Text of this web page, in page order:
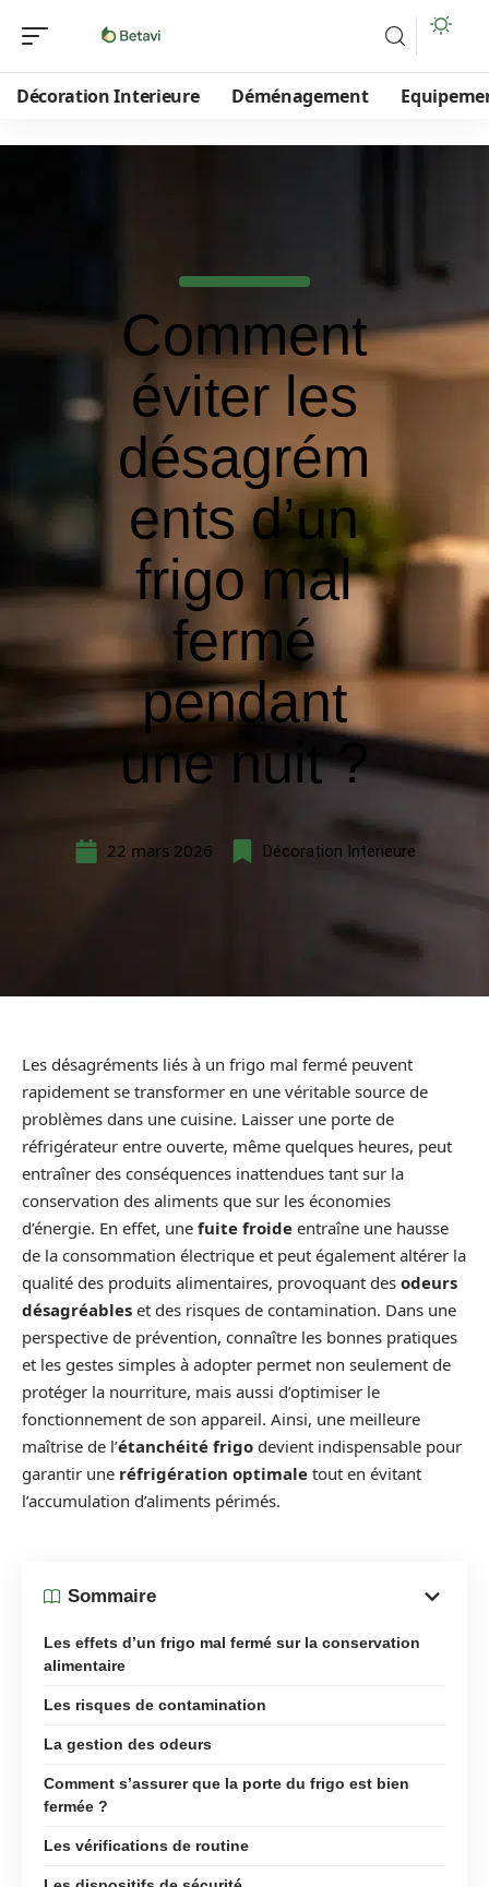
Décoration Interieure Déménagement
Comment
éviter les
désagrém
ents d’un
frigo mal
fermé
pendant
une nuit ?
22 mars 2026 Décoration Interieure
Les désagréments liés à un frigo mal fermé peuvent
rapidement se transformer en une véritable source de
problèmes dans une cuisine. Laisser une porte de
réfrigérateur entre ouverte, même quelques heures, peut
entraîner des conséquences inattendues tant sur la
conservation des aliments que sur les économies
d’énergie. En effet, une fuite froide entraîne une hausse
de la consommation électrique et peut également altérer la
qualité des produits alimentaires, provoquant des odeurs
désagréables et des risques de contamination. Dans une
perspective de prévention, connaître les bonnes pratiques
et les gestes simples à adopter permet non seulement de
protéger la nourriture, mais aussi d’optimiser le
fonctionnement de son appareil. Ainsi, une meilleure
maîtrise de l’étanchéité frigo devient indispensable pour
garantir une réfrigération optimale tout en évitant
l’accumulation d’aliments périmés.
Sommaire
Les effets d’un frigo mal fermé sur la conservation
alimentaire
Les risques de contamination
La gestion des odeurs
Comment s’assurer que la porte du frigo est bien
fermée ?
Les vérifications de routine